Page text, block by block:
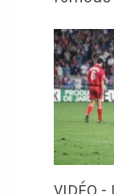
VIDÉO